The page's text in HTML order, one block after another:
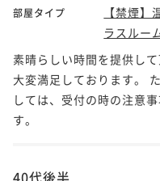
部屋タイプ
【禁煙
ラスルー
素晴らしい時間を提供し
大変満足しております。
しては、受付の時の注意
す。
40代後半